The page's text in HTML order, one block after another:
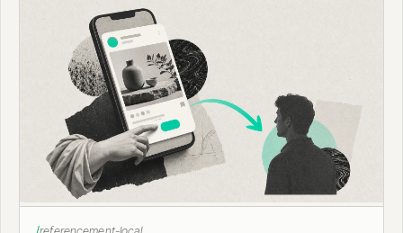
referencement-local